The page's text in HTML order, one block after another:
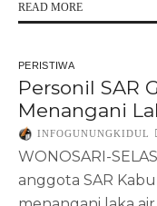
READ MORE
PERISTIWA
Personil SAR
Menangani
INFOGUNUNGKIDUL
WONOSARI-
anggota SAR